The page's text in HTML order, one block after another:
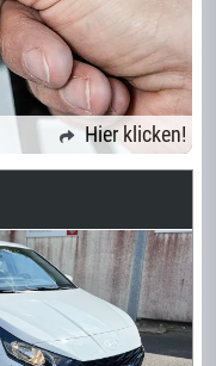
Hier klicken!